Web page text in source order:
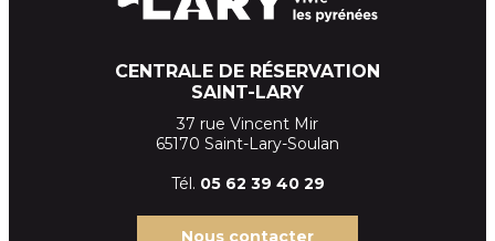
CENTRALE DE RÉSERVATION
SAINT-LARY
37 rue Vincent Mir
65170 Saint-Lary-Soulan
Tél. 05 62 39 40 29
Nous contacter